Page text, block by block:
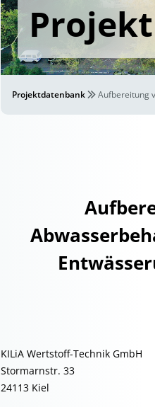
Projekt
Projektdatenbank Aufbereitung
KILiA Wertstoff-Technik GmbH
Stormarnstr. 33
24113 Kiel